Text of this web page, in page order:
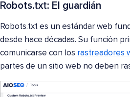
Robots.txt: El guardián
Robots.txt es un estándar web
desde hace décadas. Su función
comunicarse con los rastreadores
partes de un sitio web no deben